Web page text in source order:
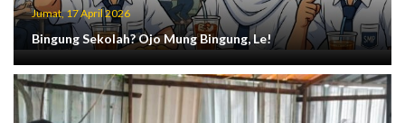
Jumat, 17 April 2026
Bingung Sekolah? Ojo Mung Bingung, Le!